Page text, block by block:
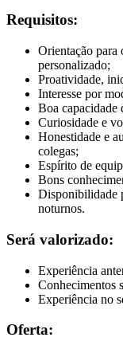
Requisitos:
Orientação para
personalizado;
Proatividade,
Interesse por
Boa capacidade
Curiosidade e
Honestidade e
colegas;
Espírito de
Bons
Disponibilidade
noturnos.
Será valorizado:
Experiência
Conhecimentos
Experiência no
Oferta: